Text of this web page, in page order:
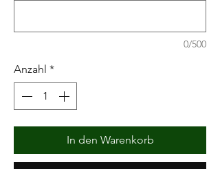
0/500
Anzahl *
In den Warenkorb